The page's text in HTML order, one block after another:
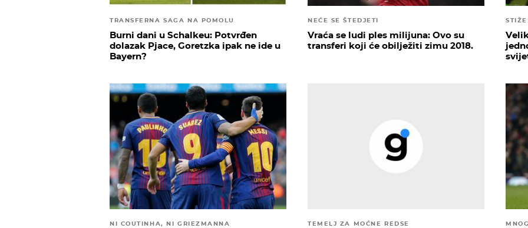
TRANSFERNA SAGA NA POMOLU
Burni dani u Schalkeu: Potvrđen
dolazak Pjace, Goretzka ipak ne ide u
Bayern?
NEĆE SE ŠTEDJETI
Vraća se ludi ples milijuna: Ovo su
transferi koji će obilježiti zimu 2018.
NI COUTINHA, NI GRIEZMANNA TEMELJ ZA MOĆNE REDSE